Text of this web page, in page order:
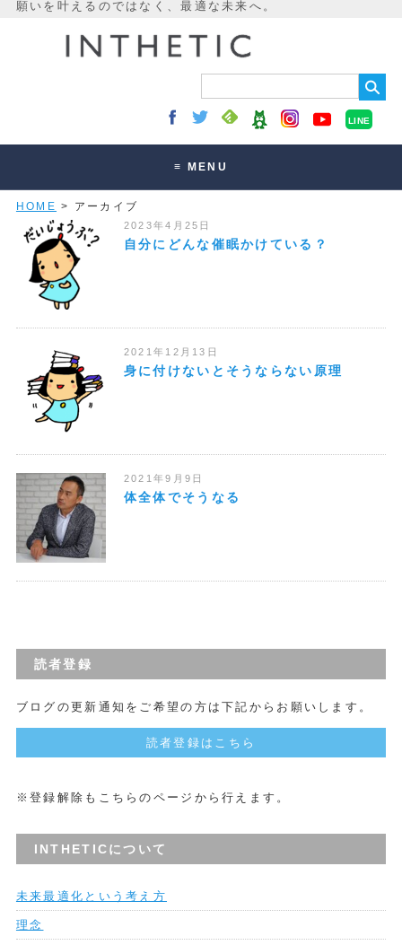
LINE
≡ MENU
講座・セッション
オンラインサロン
HOME > アーカイブ
2023年4月25日
自分にどんな催眠かけている？
2021年12月13日
身に付けないとそうならない原理
2021年9月9日
体全体でそうなる
読者登録
ブログの更新通知をご希望の方は下記からお願いします。
読者登録はこちら
※登録解除もこちらのページから行えます。
INTHETICについて
未来最適化という考え方
理念